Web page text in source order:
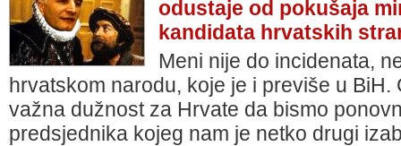
odustaje od pokušaja
kandidata hrvatskih
Meni nije do incidenata,
hrvatskom narodu, koje je i previše u
važna dužnost za Hrvate da bismo
predsjednika kojeg nam je netko drugi